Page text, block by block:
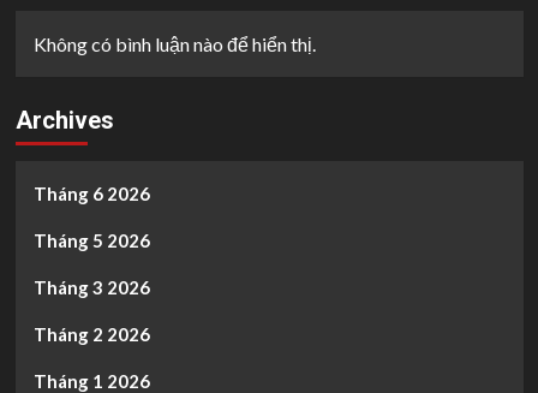
Không có bình luận nào để hiển thị.
Archives
Tháng 6 2026
Tháng 5 2026
Tháng 3 2026
Tháng 2 2026
Tháng 1 2026